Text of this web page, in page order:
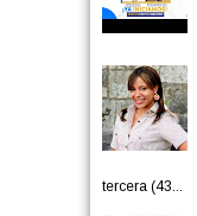
tercera (43...